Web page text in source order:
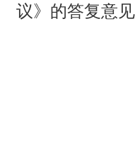
议》的答复意见